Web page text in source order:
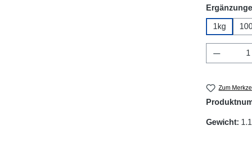
1kg
Zum
Gewicht: